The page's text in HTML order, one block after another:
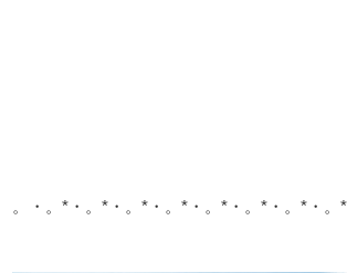
。・。*・。*・。*・。*・。*・。*・。*・。